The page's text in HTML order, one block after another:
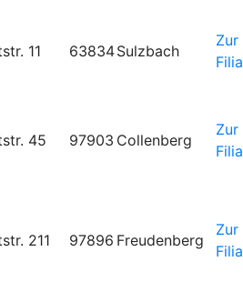
11 63834Sulzbach
Zur
45 97903 Collenberg
Zur
211 97896 Freudenberg
Zur